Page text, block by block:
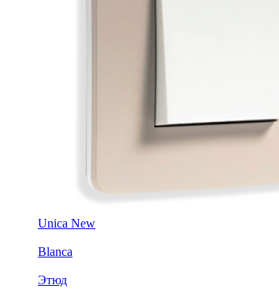
Unica New
Blanca
Этюд